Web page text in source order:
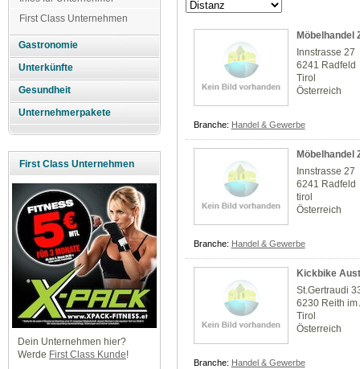
First Class Unternehmen
Gastronomie
Unterkünfte
Gesundheit
Unternehmerpakete
First Class Unternehmen
Dein Unternehmen hier?
Werde First Class Kunde!
Möbelhandel
Innstrasse 27
6241 Radfeld
Tirol
Österreich
Branche: Handel & Gewerbe
Möbelhandel
Innstrasse 27
6241 Radfeld
tirol
Österreich
Branche: Handel & Gewerbe
Kickbike
St.Gertraudi
6230 Reith
Tirol
Österreich
Branche: Handel & Gewerbe